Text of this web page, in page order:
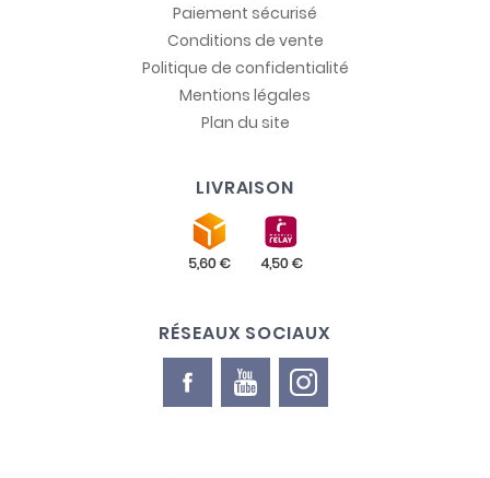
Paiement sécurisé
Conditions de vente
Politique de confidentialité
Mentions légales
Plan du site
LIVRAISON
RÉSEAUX SOCIAUX